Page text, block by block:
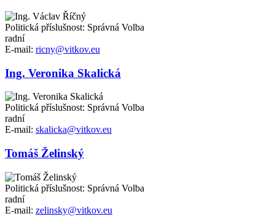
Politická příslušnost: Správná Volba
radní
E-mail: ricny@vitkov.eu
Ing. Veronika Skalická
Politická příslušnost: Správná Volba
radní
E-mail: skalicka@vitkov.eu
Tomáš Želinský
Politická příslušnost: Správná Volba
radní
E-mail: zelinsky@vitkov.eu